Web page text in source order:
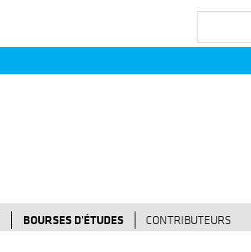
BOURSES D'ÉTUDES CONTRIBUTEURS